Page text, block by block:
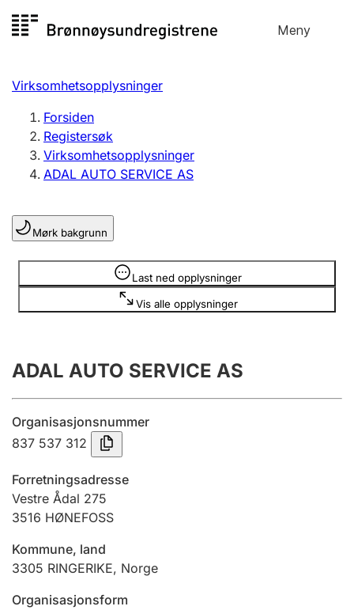
til
Meny
Registersøk
Aksjeselskap
Enkeltpersonforetak
Registrere, endre, slette
Lag og forening
Registrere, endre, slette
Årsregnskap
Innsending og forsinkelsesgebyr
Tinglysing
Jeger
Ektepaktveileder
Virksomhetsopplysninger
Forsiden
Registersøk
Virksomhetsopplysninger
ADAL AUTO SERVICE AS
Mørk bakgrunn
Last ned opplysninger
Vis alle opplysninger
Opplysninger er skjult
ADAL AUTO SERVICE AS
Organisasjonsnummer
837 537 312
Forretningsadresse
Vestre Ådal 275
3516 HØNEFOSS
Kommune, land
3305 RINGERIKE, Norge
Organisasjonsform